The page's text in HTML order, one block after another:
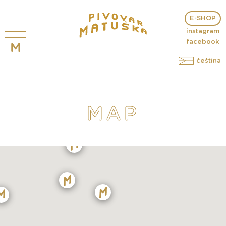
E-SHOP
instagram
facebook
čeština
MAP